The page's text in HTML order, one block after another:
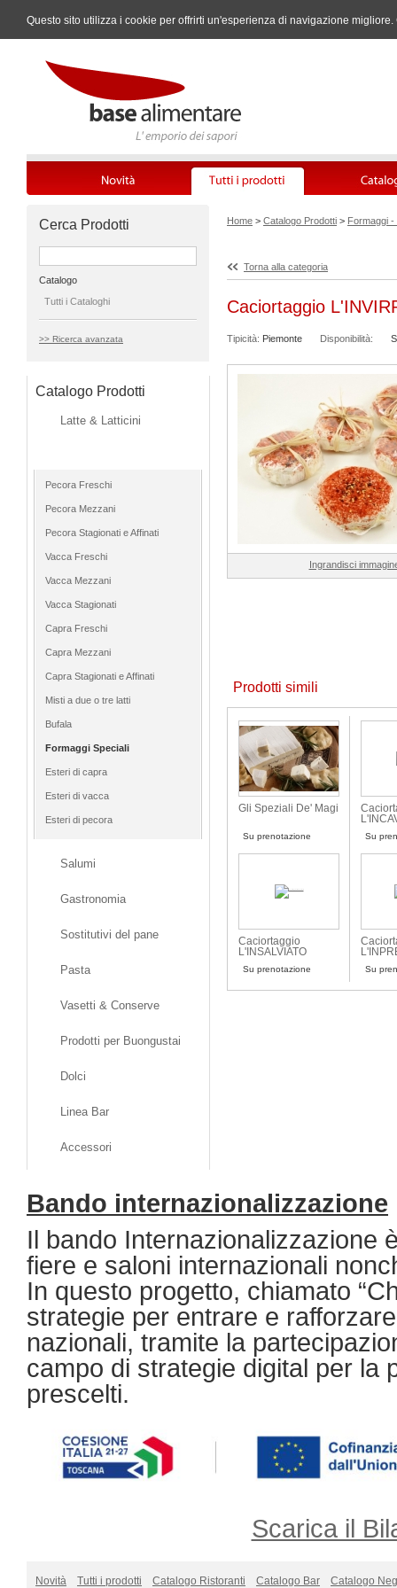
Questo sito utilizza i cookie per offrirti un'esperienza di navigazione
Cerca Prodotti
Catalogo
Tutti i Cataloghi
>> Ricerca avanzata
Catalogo Prodotti
Latte & Latticini
Pecora Freschi
Pecora Mezzani
Pecora Stagionati e Affinati
Vacca Freschi
Vacca Mezzani
Vacca Stagionati
Capra Freschi
Capra Mezzani
Capra Stagionati e Affinati
Misti a due o tre latti
Bufala
Formaggi Speciali
Esteri di capra
Esteri di vacca
Esteri di pecora
Salumi
Gastronomia
Sostitutivi del pane
Pasta
Vasetti & Conserve
Prodotti per Buongustai
Dolci
Linea Bar
Accessori
Home > Catalogo Prodotti > Formaggi -
Torna alla categoria
Caciortaggio
Tipicità: Piemonte Disponibilità:
Ingrandisci
Prodotti simili
Gli Speziali De' Magi
Su prenotazione Su
Caciortaggio
L'INSALVIATO
Su prenotazione Su
Bando internazionalizzazione
Il bando Internazionalizzazione
fiere e saloni internazionali
In questo progetto, chiamato
strategie per entrare e
nazionali, tramite la
campo di strategie digital per la
prescelti.
Scarica il
Novità Tutti i prodotti Catalogo Ristoranti Catalogo Bar Catalogo